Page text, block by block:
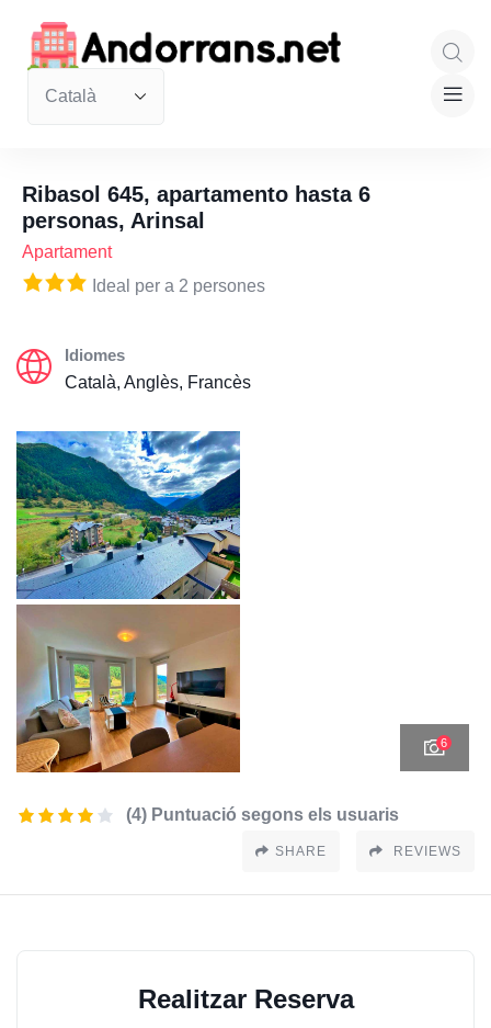
Ribasol 645, apartamento hasta 6
personas, Arinsal
Apartament
Ideal per a 2 persones
Idiomes
Català, Anglès, Francès
6
(4) Puntuació segons els usuaris
SHARE REVIEWS
Realitzar Reserva